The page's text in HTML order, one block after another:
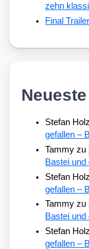
zehn
Final
Stefan
gefallen –
Tammy zu
Bastei
Stefan
gefallen –
Tammy zu
Bastei
Stefan
gefallen –